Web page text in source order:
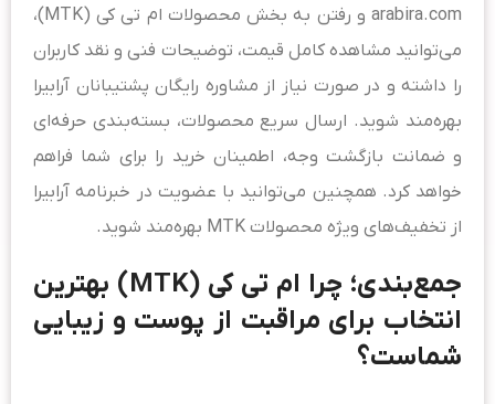
arabira.com و رفتن به بخش محصولات ام تی کی (MTK)،
می‌توانید مشاهده کامل قیمت، توضیحات فنی و نقد کاربران
را داشته و در صورت نیاز از مشاوره رایگان پشتیبانان آرابیرا
بهره‌مند شوید. ارسال سریع محصولات، بسته‌بندی حرفه‌ای
و ضمانت بازگشت وجه، اطمینان خرید را برای شما فراهم
خواهد کرد. همچنین می‌توانید با عضویت در خبرنامه آرابیرا
از تخفیف‌های ویژه محصولات MTK بهره‌مند شوید.
جمع‌بندی؛ چرا ام تی کی (MTK) بهترین
انتخاب برای مراقبت از پوست و زیبایی
شماست؟